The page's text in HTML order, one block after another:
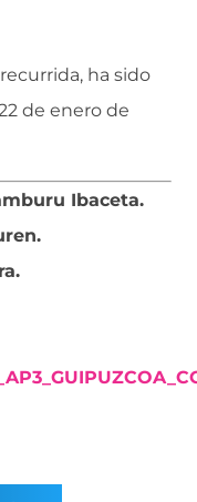
ha sido
de enero de
Ibaceta.